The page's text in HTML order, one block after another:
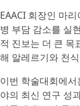
EAACI 회장인 마
병 부담 감소를 실
적 진보는 더 큰 목
해 알레르기와 천
이번 학술대회에
야의 최신 연구 성